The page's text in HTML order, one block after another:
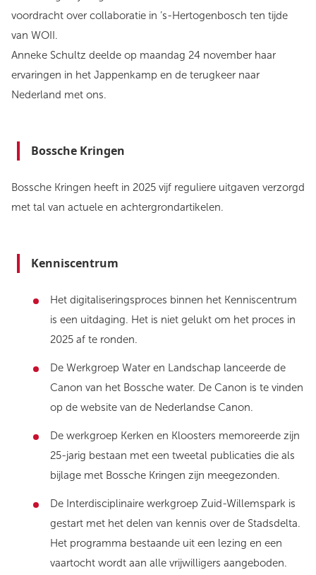
voordracht over collaboratie in ’s-Hertogenbosch ten tijde
van WOII.
Anneke Schultz deelde op maandag 24 november haar
ervaringen in het Jappenkamp en de terugkeer naar
Nederland met ons.
Bossche Kringen
Bossche Kringen heeft in 2025 vijf reguliere uitgaven verzorgd
met tal van actuele en achtergrondartikelen.
Kenniscentrum
Het digitaliseringsproces binnen het Kenniscentrum
is een uitdaging. Het is niet gelukt om het proces in
2025 af te ronden.
De Werkgroep Water en Landschap lanceerde de
Canon van het Bossche water. De Canon is te vinden
op de website van de Nederlandse Canon.
De werkgroep Kerken en Kloosters memoreerde zijn
25-jarig bestaan met een tweetal publicaties die als
bijlage met Bossche Kringen zijn meegezonden.
De Interdisciplinaire werkgroep Zuid-Willemspark is
gestart met het delen van kennis over de Stadsdelta.
Het programma bestaande uit een lezing en een
vaartocht wordt aan alle vrijwilligers aangeboden.